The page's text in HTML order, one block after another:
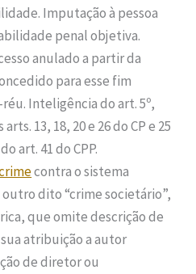
Imputação à pessoa
penal objetiva.
anulado a partir da
para esse fim
Inteligência do art. 5º,
arts. 13, 18, 20 e 26 do CP e 25
art. 41 do CPP.
contra o sistema
dito “crime societário”,
que omite descrição de
atribuição a autor
de diretor ou